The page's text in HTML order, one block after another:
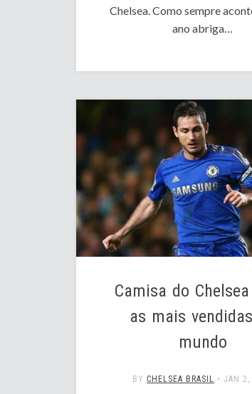
Chelsea. Como sempre
ano abriga…
Camisa do
as mais
mundo
BY CHELSEA BRASIL • JAN 2,